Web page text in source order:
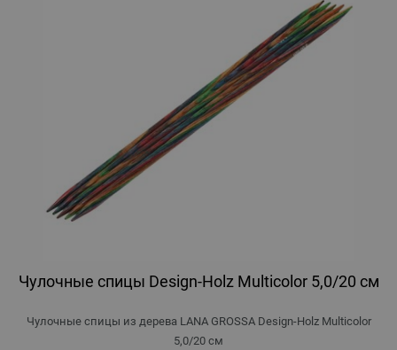
Чулочные спицы Design-Holz Multicolor 5,0/20 см
Чулочные спицы из дерева LANA GROSSA Design-Holz Multicolor
5,0/20 см